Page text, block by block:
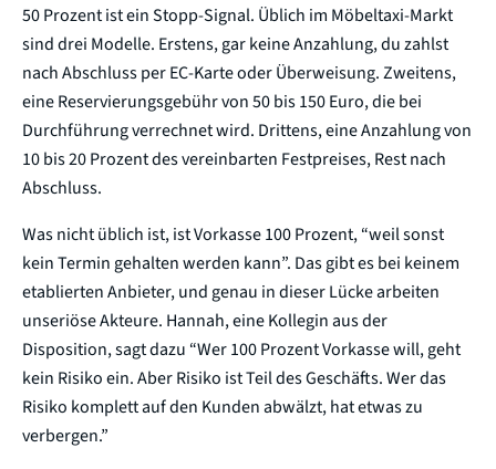
50 Prozent ist ein Stopp-Signal. Üblich im Möbeltaxi-Markt
sind drei Modelle. Erstens, gar keine Anzahlung, du zahlst
nach Abschluss per EC-Karte oder Überweisung. Zweitens,
eine Reservierungsgebühr von 50 bis 150 Euro, die bei
Durchführung verrechnet wird. Drittens, eine Anzahlung von
10 bis 20 Prozent des vereinbarten Festpreises, Rest nach
Abschluss.
Was nicht üblich ist, ist Vorkasse 100 Prozent, “weil sonst
kein Termin gehalten werden kann”. Das gibt es bei keinem
etablierten Anbieter, und genau in dieser Lücke arbeiten
unseriöse Akteure. Hannah, eine Kollegin aus der
Disposition, sagt dazu “Wer 100 Prozent Vorkasse will, geht
kein Risiko ein. Aber Risiko ist Teil des Geschäfts. Wer das
Risiko komplett auf den Kunden abwälzt, hat etwas zu
verbergen.”